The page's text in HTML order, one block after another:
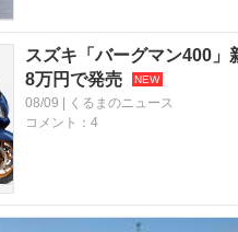
スズキ「バーグマン400」
8万円で発売
08/09 | くるまのニュース
コメント：4